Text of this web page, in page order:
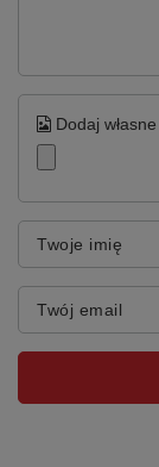
Dodaj
Twoje imię
Twój email